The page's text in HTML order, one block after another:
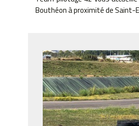
Bouthéon à proximité de Saint-